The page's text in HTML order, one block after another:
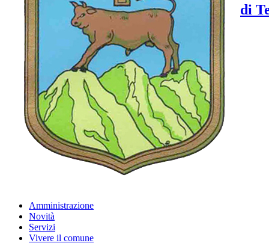
di
Amministrazione
Novità
Servizi
Vivere il comune